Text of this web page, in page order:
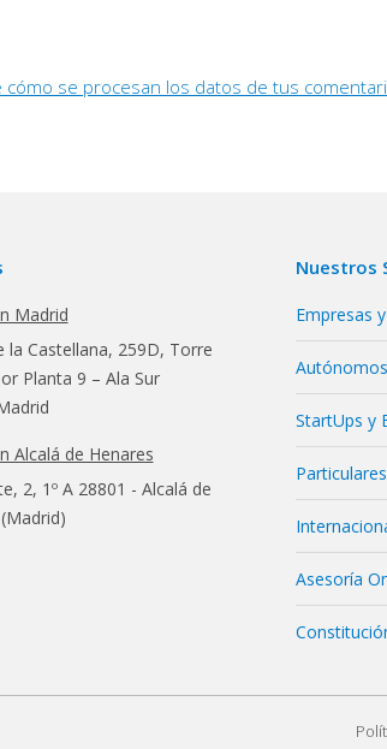
cómo se procesan los datos de tus
Madrid
la Castellana, 259D, Torre
Planta 9 – Ala Sur
Alcalá de Henares
2, 1º A 28801 - Alcalá de
Nuestros
Empresas
StartUps y
Particulares
Asesoría